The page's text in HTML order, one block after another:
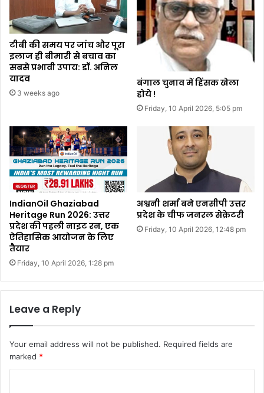
टीबी की समय पर जांच और पूरा
इलाज ही बीमारी से बचाव का
सबसे प्रभावी उपाय: डॉ. अनिल
यादव
3 weeks ago
बंगाल चुनाव में हिंसक खेला
होये !
Friday, 10 April 2026, 5:05 pm
IndianOil Ghaziabad
Heritage Run 2026: उत्तर
प्रदेश की पहली नाइट रन, एक
ऐतिहासिक आयोजन के लिए
तैयार
Friday, 10 April 2026, 1:28 pm
अश्वनी शर्मा बने एनसीपी उत्तर
प्रदेश के चीफ जनरल सेक्रेटरी
Friday, 10 April 2026, 12:48 pm
Leave a Reply
Your email address will not be published. Required fields are
marked *